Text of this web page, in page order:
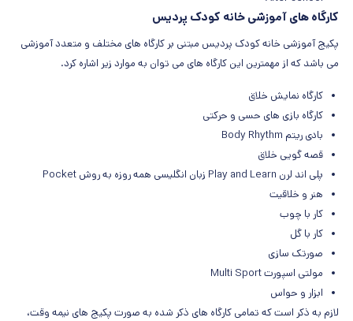
کارگاه های آموزشی خانه کودک پردیس
پکیج آموزشی خانه کودک پردیس مبتنی بر کارگاه های مختلف و متعدد آموزشی
می باشد که از مهمترین این کارگاه های می توان به موارد زیر اشاره کرد.
کارگاه نمایش خلاق
کارگاه بازی های حسی و حرکتی
بادی ریتم Body Rhythm
قصه گویی خلاق
پلی اند لرن Play and Learn زبان انگلیسی همه روزه به روش Pocket
هنر و خلاقیت
کار با چوب
کار با گل
صورتک سازی
مولتی اسپورت Multi Sport
ابزار و حواس
لازم به ذکر است که تمامی کارگاه های ذکر شده به صورت پکیج های نیمه وقت،